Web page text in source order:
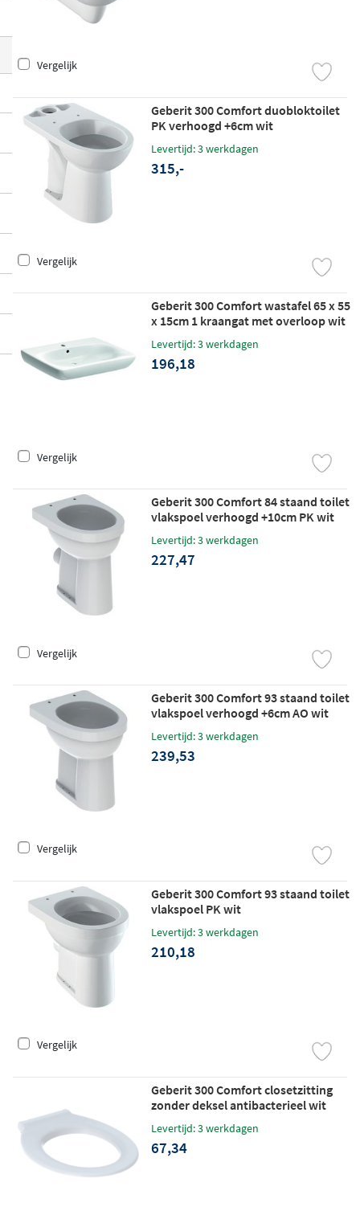
Vergelijk
Geberit 300 Comfort duobloktoilet
PK verhoogd +6cm wit
Levertijd: 3 werkdagen
315,-
Vergelijk
Geberit 300 Comfort wastafel 65 x 55
x 15cm 1 kraangat met overloop wit
Levertijd: 3 werkdagen
196,18
Vergelijk
Geberit 300 Comfort 84 staand toilet
vlakspoel verhoogd +10cm PK wit
Levertijd: 3 werkdagen
227,47
Vergelijk
Geberit 300 Comfort 93 staand toilet
vlakspoel verhoogd +6cm AO wit
Levertijd: 3 werkdagen
239,53
Vergelijk
Geberit 300 Comfort 93 staand toilet
vlakspoel PK wit
Levertijd: 3 werkdagen
210,18
Vergelijk
Geberit 300 Comfort closetzitting
zonder deksel antibacterieel wit
Levertijd: 3 werkdagen
67,34